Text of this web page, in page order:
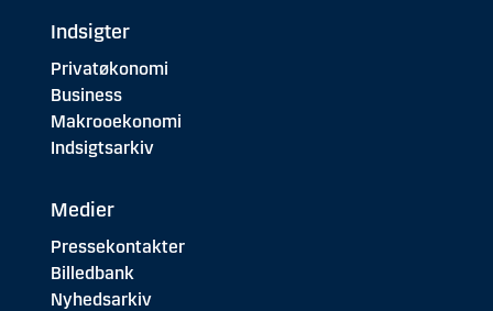
Indsigter
Privatøkonomi
Business
Makrooekonomi
Indsigtsarkiv
Medier
Pressekontakter
Billedbank
Nyhedsarkiv